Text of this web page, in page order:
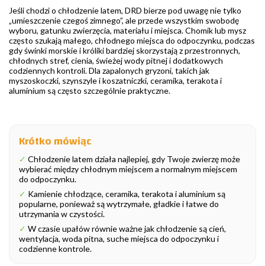
Jeśli chodzi o chłodzenie latem, DRD bierze pod uwagę nie tylko
„umieszczenie czegoś zimnego”, ale przede wszystkim swobodę
wyboru, gatunku zwierzęcia, materiału i miejsca. Chomik lub mysz
często szukają małego, chłodnego miejsca do odpoczynku, podczas
gdy świnki morskie i króliki bardziej skorzystają z przestronnych,
chłodnych stref, cienia, świeżej wody pitnej i dodatkowych
codziennych kontroli. Dla zapalonych gryzoni, takich jak
myszoskoczki, szynszyle i koszatniczki, ceramika, terakota i
aluminium są często szczególnie praktyczne.
Krótko mówiąc
✓ Chłodzenie latem działa najlepiej, gdy Twoje zwierzę może
wybierać między chłodnym miejscem a normalnym miejscem
do odpoczynku.
✓ Kamienie chłodzące, ceramika, terakota i aluminium są
popularne, ponieważ są wytrzymałe, gładkie i łatwe do
utrzymania w czystości.
✓ W czasie upałów równie ważne jak chłodzenie są cień,
wentylacja, woda pitna, suche miejsca do odpoczynku i
codzienne kontrole.